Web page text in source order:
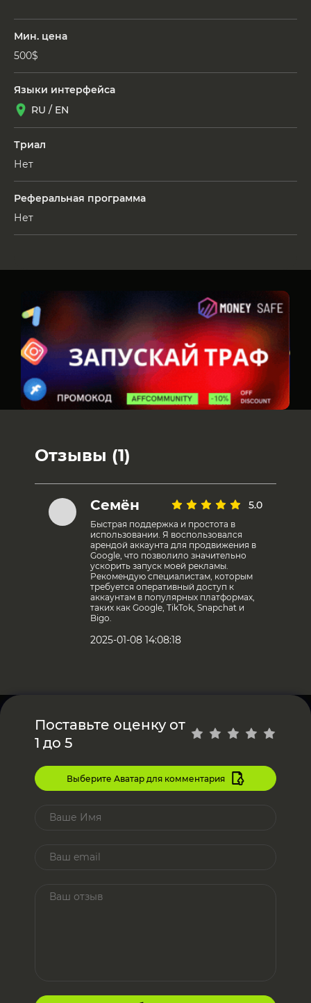
Мин. цена
500$
Языки интерфейса
RU / EN
Триал
Нет
Реферальная программа
Нет
Отзывы (1)
Семён 5.0
Быстрая поддержка и простота в
использовании. Я воспользовался
арендой аккаунта для продвижения в
Google, что позволило значительно
ускорить запуск моей рекламы.
Рекомендую специалистам, которым
требуется оперативный доступ к
аккаунтам в популярных платформах,
таких как Google, TikTok, Snapchat и
Bigo.
2025-01-08 14:08:18
Поставьте оценку от
1 до 5
Выберите Аватар для комментария